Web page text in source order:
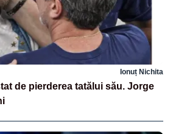
Ionuț Nichita
de pierderea tatălui său. Jorge